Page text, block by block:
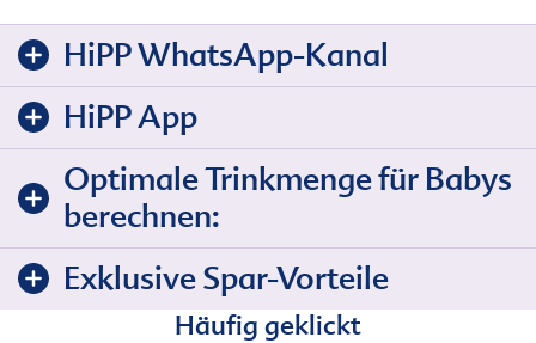
HiPP WhatsApp-Kanal
HiPP App
Optimale Trinkmenge für Babys
berechnen:
Exklusive Spar-Vorteile
Häufig geklickt